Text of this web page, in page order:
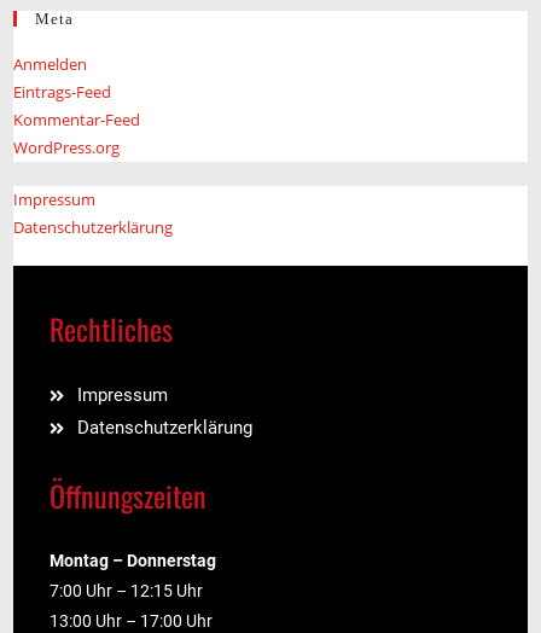
Meta
Anmelden
Eintrags-Feed
Kommentar-Feed
WordPress.org
Impressum
Datenschutzerklärung
Rechtliches
Impressum
Datenschutzerklärung
Öffnungszeiten
Montag – Donnerstag
7:00 Uhr – 12:15 Uhr
13:00 Uhr – 17:00 Uhr